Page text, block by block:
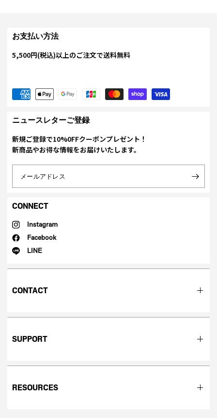
お支払い方法
5,500円(税込)以上のご注文で送料無料
ニュースレターご登録
新規ご登録で10%0FFクーポンプレゼント！
新商品やお得な情報をお届けいたします。
メールアドレス
CONNECT
Instagram
Facebook
LINE
CONTACT
SUPPORT
RESOURCES